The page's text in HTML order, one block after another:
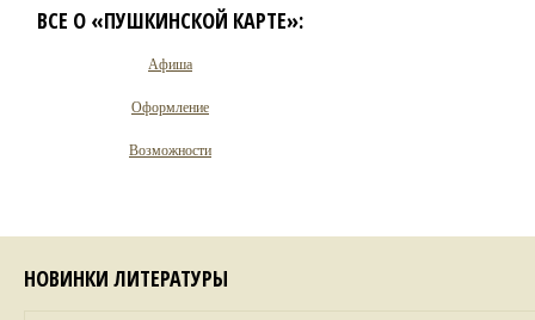
ВСЕ О «ПУШКИНСКОЙ КАРТЕ»:
Афиша
Оформление
Возможности
НОВИНКИ ЛИТЕРАТУРЫ